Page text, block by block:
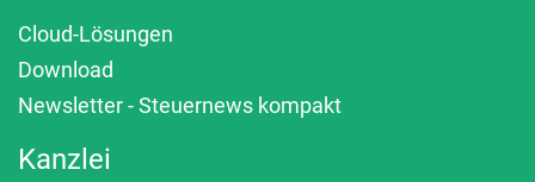
Cloud-Lösungen
Download
Newsletter - Steuernews kompakt
Kanzlei